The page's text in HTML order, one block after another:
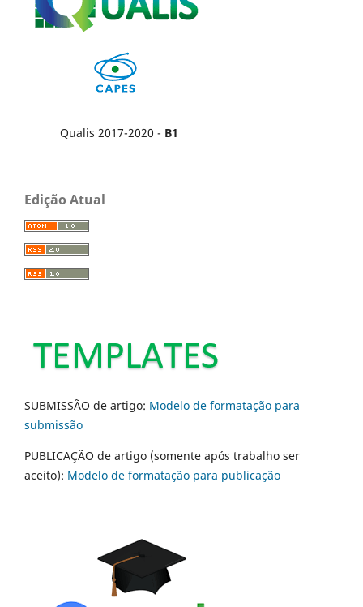
Qualis 2017-2020 - B1
Edição Atual
SUBMISSÃO de artigo: Modelo de formatação para
submissão
PUBLICAÇÃO de artigo (somente após trabalho ser
aceito): Modelo de formatação para publicação